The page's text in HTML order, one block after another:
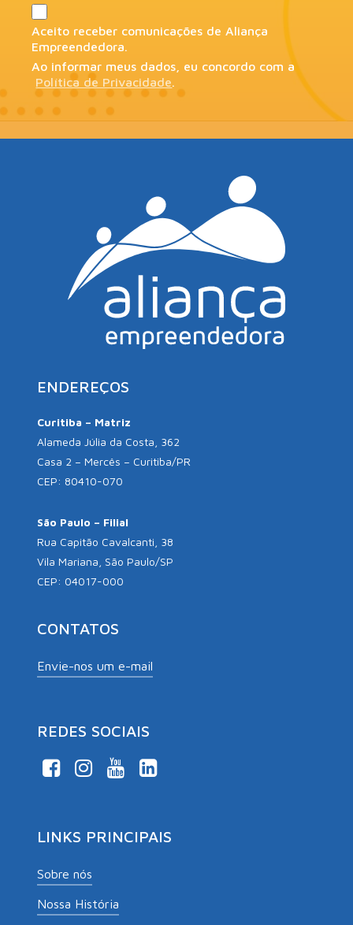
Aceito receber comunicações de Aliança
Empreendedora.
Ao informar meus dados, eu concordo com a
Política de Privacidade.
ENDEREÇOS
Curitiba – Matriz
Alameda Júlia da Costa, 362
Casa 2 – Mercês – Curitiba/PR
CEP: 80410-070
São Paulo – Filial
Rua Capitão Cavalcanti, 38
Vila Mariana, São Paulo/SP
CEP: 04017-000
CONTATOS
Envie-nos um e-mail
REDES SOCIAIS
LINKS PRINCIPAIS
Sobre nós
Nossa História